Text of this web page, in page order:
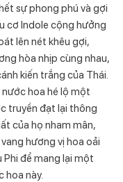
sự phong phú và gợi
cơ Indole cộng hưởng
lên nét khêu gợi,
hòa nhịp cùng nhau,
kiến trắng của Thái.
hoa hé lộ một
truyền đạt lại thông
của họ nham mân,
hương vị hoa oải
để mang lại một
hoa này.